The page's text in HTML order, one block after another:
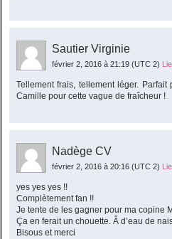
Sautier Virginie
février 2, 2016 à 21:19 (UTC 2)
Tellement frais, tellement léger.
Camille pour cette vague de fraîcheur !
Nadège CV
février 2, 2016 à 20:16 (UTC 2)
yes yes yes !!
Complètement fan !!
Je tente de les gagner pour ma copine
Ça en ferait un chouette. Â d’eau de
Bisous et merci